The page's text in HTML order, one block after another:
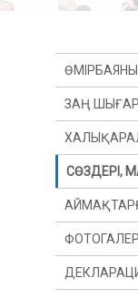
ӨМІРБАЯНЫ
ЗАҢ
СӨЗДЕРІ,